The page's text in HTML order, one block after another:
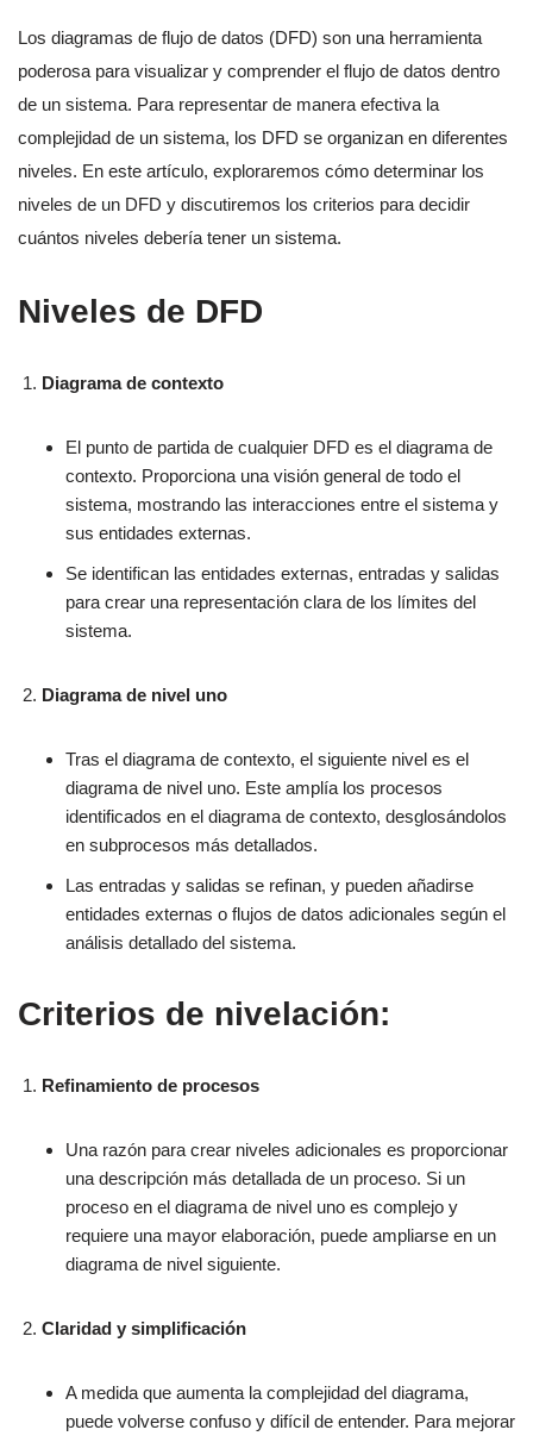
Los diagramas de flujo de datos (DFD) son una herramienta
poderosa para visualizar y comprender el flujo de datos dentro
de un sistema. Para representar de manera efectiva la
complejidad de un sistema, los DFD se organizan en diferentes
niveles. En este artículo, exploraremos cómo determinar los
niveles de un DFD y discutiremos los criterios para decidir
cuántos niveles debería tener un sistema.
Niveles de DFD
Diagrama de contexto
El punto de partida de cualquier DFD es el diagrama de
contexto. Proporciona una visión general de todo el
sistema, mostrando las interacciones entre el sistema y
sus entidades externas.
Se identifican las entidades externas, entradas y salidas
para crear una representación clara de los límites del
sistema.
Diagrama de nivel uno
Tras el diagrama de contexto, el siguiente nivel es el
diagrama de nivel uno. Este amplía los procesos
identificados en el diagrama de contexto, desglosándolos
en subprocesos más detallados.
Las entradas y salidas se refinan, y pueden añadirse
entidades externas o flujos de datos adicionales según el
análisis detallado del sistema.
Criterios de nivelación:
Refinamiento de procesos
Una razón para crear niveles adicionales es proporcionar
una descripción más detallada de un proceso. Si un
proceso en el diagrama de nivel uno es complejo y
requiere una mayor elaboración, puede ampliarse en un
diagrama de nivel siguiente.
Claridad y simplificación
A medida que aumenta la complejidad del diagrama,
puede volverse confuso y difícil de entender. Para mejorar